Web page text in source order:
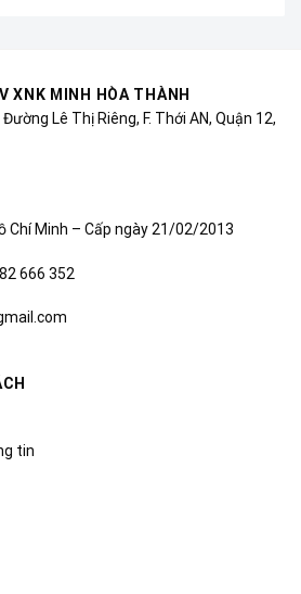
XNK MINH HÒA THÀNH
Lê Thị Riêng, F. Thới AN, Quận 12,
Chí Minh – Cấp ngày 21/02/2013
666 352
tin